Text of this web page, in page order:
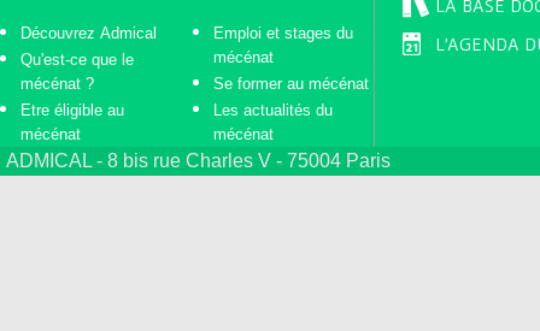
Découvrez Admical
Qu'est-ce que le
mécénat ?
Etre éligible au
mécénat
Emploi et stages du
mécénat
Se former au mécénat
Les actualités du
mécénat
LA BASE
L'AGENDA
ADMICAL - 8 bis rue Charles V - 75004 Paris